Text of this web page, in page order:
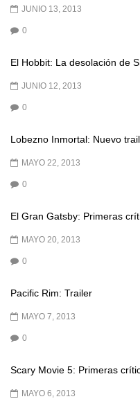
JUNIO 13, 2013
0
El Hobbit: La desolación de
JUNIO 12, 2013
0
Lobezno Inmortal: Nuevo
MAYO 22, 2013
0
El Gran Gatsby: Primeras
MAYO 20, 2013
0
Pacific Rim: Trailer
MAYO 7, 2013
0
Scary Movie 5: Primeras
MAYO 6, 2013